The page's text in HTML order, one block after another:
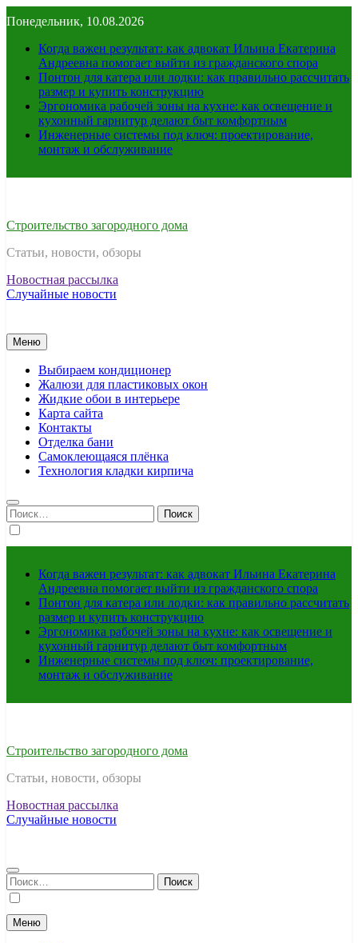
к
содержимому
Понедельник, 10.08.2026
Когда важен результат: как адвокат Ильина Екатерина
Андреевна помогает выйти из гражданского спора
Понтон для катера или лодки: как правильно рассчитать
размер и купить конструкцию
Эргономика рабочей зоны на кухне: как освещение и
кухонный гарнитур делают быт комфортным
Инженерные системы под ключ: проектирование,
монтаж и обслуживание
Строительство загородного дома
Статьи, новости, обзоры
Новостная рассылка
Случайные новости
Меню
Выбираем кондиционер
Жалюзи для пластиковых окон
Жидкие обои в интерьере
Карта сайта
Контакты
Отделка бани
Самоклеющаяся плёнка
Технология кладки кирпича
Найти:
Когда важен результат: как адвокат Ильина Екатерина
Андреевна помогает выйти из гражданского спора
Понтон для катера или лодки: как правильно рассчитать
размер и купить конструкцию
Эргономика рабочей зоны на кухне: как освещение и
кухонный гарнитур делают быт комфортным
Инженерные системы под ключ: проектирование,
монтаж и обслуживание
Строительство загородного дома
Статьи, новости, обзоры
Новостная рассылка
Случайные новости
Найти:
Меню